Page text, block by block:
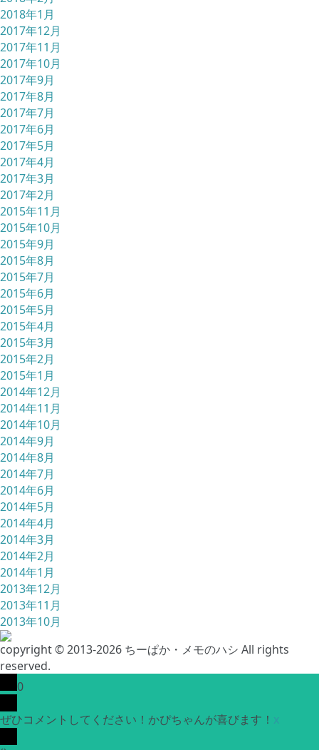
2018年1月
2017年12月
2017年11月
2017年10月
2017年9月
2017年8月
2017年7月
2017年6月
2017年5月
2017年4月
2017年3月
2017年2月
2015年11月
2015年10月
2015年9月
2015年8月
2015年7月
2015年6月
2015年5月
2015年4月
2015年3月
2015年2月
2015年1月
2014年12月
2014年11月
2014年10月
2014年9月
2014年8月
2014年7月
2014年6月
2014年5月
2014年4月
2014年3月
2014年2月
2014年1月
2013年12月
2013年11月
2013年10月
copyright © 2013-2026 ちーぱか・メモのハシ All rights
reserved.
0
ぜひコメントしてください！かぴちゃんが喜びます！ x